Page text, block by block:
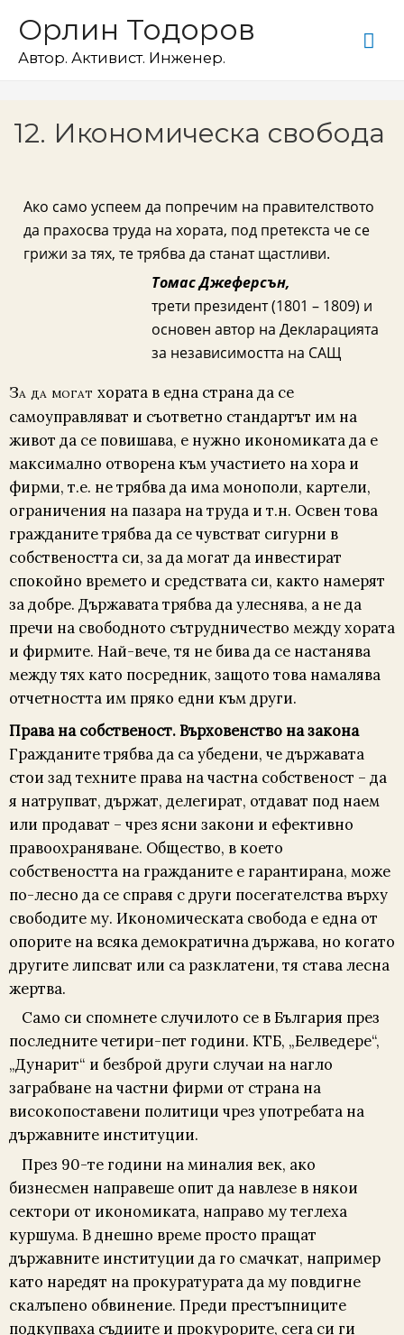
Орлин Тодоров
Автор. Активист. Инженер.
12. Икономическа свобода
Ако само успеем да попречим на правителството
да прахосва труда на хората, под претекста че се
грижи за тях, те трябва да станат щастливи.
Томас Джеферсън,
трети президент (1801 – 1809) и
основен автор на Декларацията
за независимостта на САЩ
За да могат хората в една страна да се
самоуправляват и съответно стандартът им на
живот да се повишава, е нужно икономиката да е
максимално отворена към участието на хора и
фирми, т.е. не трябва да има монополи, картели,
ограничения на пазара на труда и т.н. Освен това
гражданите трябва да се чувстват сигурни в
собствеността си, за да могат да инвестират
спокойно времето и средствата си, както намерят
за добре. Държавата трябва да улеснява, а не да
пречи на свободното сътрудничество между хората
и фирмите. Най-вече, тя не бива да се настанява
между тях като посредник, защото това намалява
отчетността им пряко едни към други.
Права на собственост. Върховенство на закона
Гражданите трябва да са убедени, че държавата
стои зад техните права на частна собственост – да
я натрупват, държат, делегират, отдават под наем
или продават – чрез ясни закони и ефективно
правоохраняване. Общество, в което
собствеността на гражданите е гарантирана, може
по-лесно да се справя с други посегателства върху
свободите му. Икономическата свобода е една от
опорите на всяка демократична държава, но когато
другите липсват или са разклатени, тя става лесна
жертва.
Само си спомнете случилото се в България през
последните четири-пет години. КТБ, „Белведере“,
„Дунарит“ и безброй други случаи на нагло
заграбване на частни фирми от страна на
високопоставени политици чрез употребата на
държавните институции.
През 90-те години на миналия век, ако
бизнесмен направеше опит да навлезе в някои
сектори от икономиката, направо му теглеха
куршума. В днешно време просто пращат
държавните институции да го смачкат, например
като наредят на прокуратурата да му повдигне
скалъпено обвинение. Преди престъпниците
подкупваха съдиите и прокурорите, сега си ги